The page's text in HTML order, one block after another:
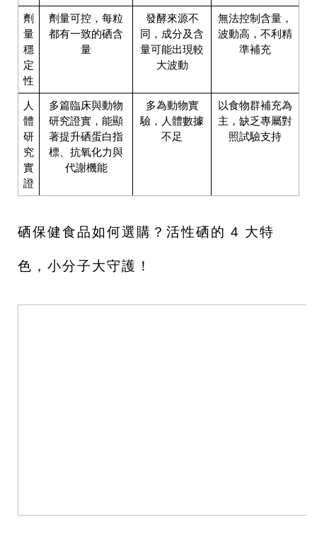
劑
量
穩
定
性
劑量可控，每粒
都有一致的硒含
量
發酵來源不
同，成分及含
量可能出現較
大波動
無法控制含量，
波動高，不利精
準補充
人
體
研
究
實
證
多篇臨床與動物
研究證實，能顯
著提升硒蛋白指
標、抗氧化力與
代謝機能
多為動物實
驗，人體數據
不足
以食物群補充為
主，缺乏專屬對
照試驗支持
硒保健食品如何選購？活性硒的 4 大特
色，小分子大守護！